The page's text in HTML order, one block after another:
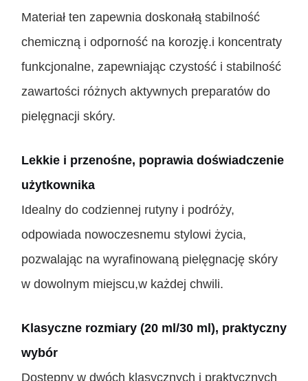
Materiał ten zapewnia doskonałą stabilność
chemiczną i odporność na korozję.i koncentraty
funkcjonalne, zapewniając czystość i stabilność
zawartości różnych aktywnych preparatów do
pielęgnacji skóry.
Lekkie i przenośne, poprawia doświadczenie
użytkownika
Idealny do codziennej rutyny i podróży,
odpowiada nowoczesnemu stylowi życia,
pozwalając na wyrafinowaną pielęgnację skóry
w dowolnym miejscu,w każdej chwili.
Klasyczne rozmiary (20 ml/30 ml), praktyczny
wybór
Dostępny w dwóch klasycznych i praktycznych